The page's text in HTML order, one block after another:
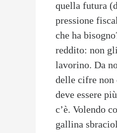
quella futura
pressione
che ha
reddito: non
lavorino. Da
delle cifre non
deve essere
c’è. Volendo
gallina